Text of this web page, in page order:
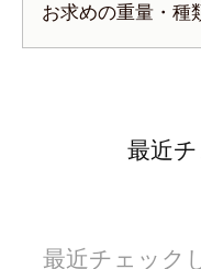
お求めの重量・種
最近
最近チェック